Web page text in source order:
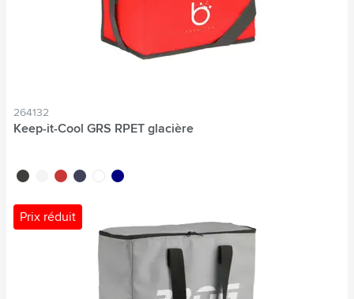
264132
Keep-it-Cool GRS RPET glacière
noir blancrougebleu marine
blanc/blanc
nouvelle marine
Prix réduit